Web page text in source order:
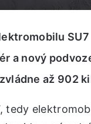
SU7
a nový
až 902
tedy